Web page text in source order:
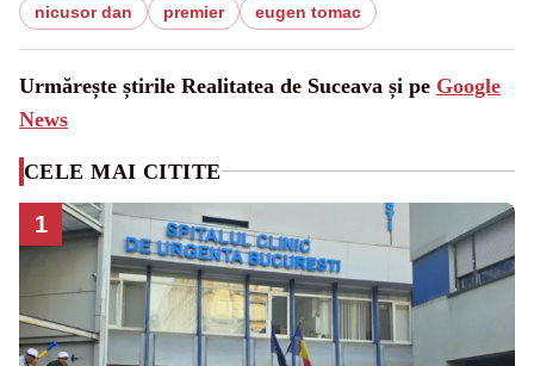
nicusor dan premier eugen tomac
Urmărește știrile Realitatea de Suceava și pe Google
News
CELE MAI CITITE
1